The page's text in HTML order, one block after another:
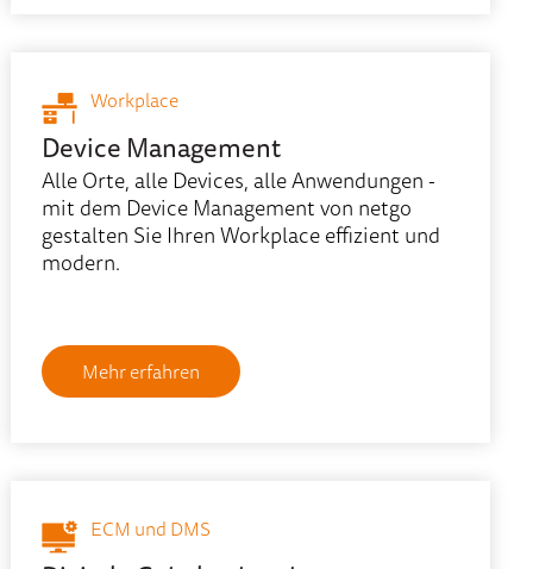
Workplace
Device Management
Alle Orte, alle Devices, alle Anwendungen -
mit dem Device Management von netgo
gestalten Sie Ihren Workplace effizient und
modern.
Mehr erfahren
ECM und DMS